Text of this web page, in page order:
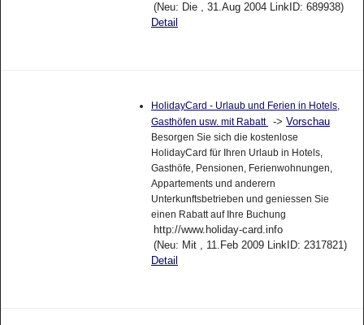
(Neu: Die , 31.Aug 2004 LinkID: 689938)
Detail
HolidayCard - Urlaub und Ferien in Hotels,
Gasthöfen usw. mit Rabatt -> Vorschau
Besorgen Sie sich die kostenlose
HolidayCard für Ihren Urlaub in Hotels,
Gasthöfe, Pensionen, Ferienwohnungen,
Appartements und anderern
Unterkunftsbetrieben und geniessen Sie
einen Rabatt auf Ihre Buchung
http://www.holiday-card.info
(Neu: Mit , 11.Feb 2009 LinkID: 2317821)
Detail